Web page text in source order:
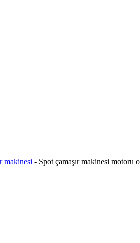
makinesi - Spot çamaşır makinesi motoru